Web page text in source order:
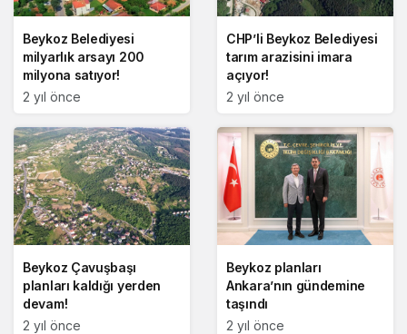
Beykoz Belediyesi
milyarlık arsayı 200
milyona satıyor!
2 yıl önce
CHP’li Beykoz Belediyesi
tarım arazisini imara
açıyor!
2 yıl önce
Beykoz Çavuşbaşı
planları kaldığı yerden
devam!
2 yıl önce
Beykoz planları
Ankara’nın gündemine
taşındı
2 yıl önce